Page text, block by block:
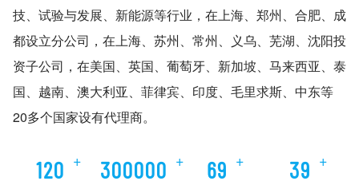
技、试验与发展、新能源等行业，在上海、郑州、合肥、成
都设立分公司，在上海、苏州、常州、义乌、芜湖、沈阳投
资子公司，在美国、英国、葡萄牙、新加坡、马来西亚、泰
国、越南、澳大利亚、菲律宾、印度、毛里求斯、中东等
20多个国家设有代理商。
120 + 300000 + 70 + 40 +